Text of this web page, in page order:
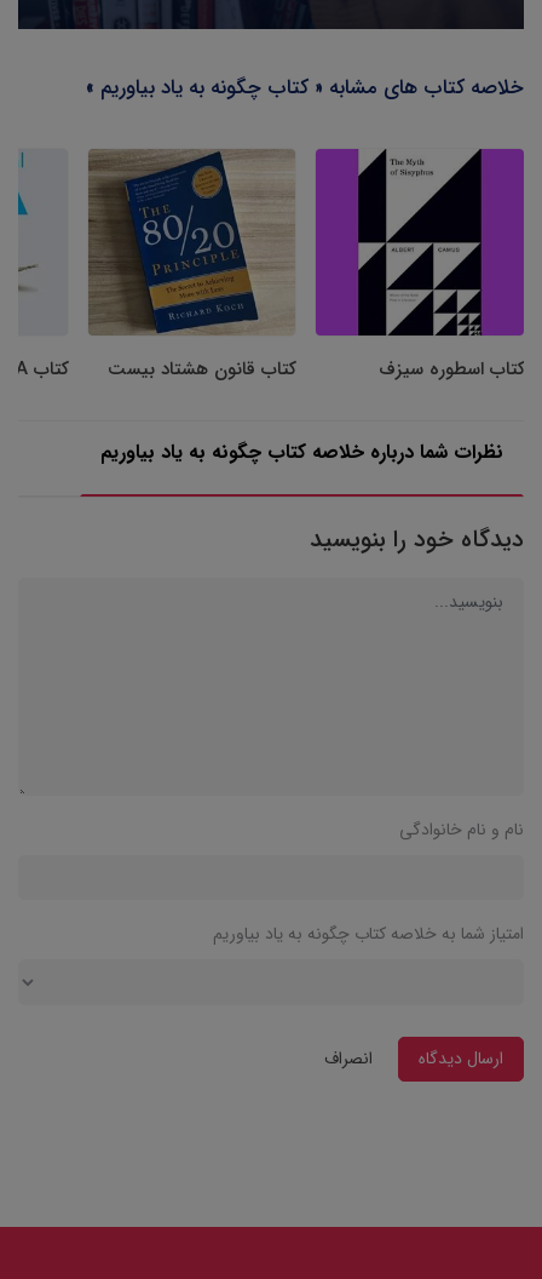
خلاصه کتاب های مشابه « کتاب چگونه به یاد بیاوریم »
کتاب اسطوره سیزف کتاب قانون هشتاد بیست کتاب MBA شخصی
نظرات شما درباره خلاصه کتاب چگونه به یاد بیاوریم
دیدگاه خود را بنویسید
نام و نام خانوادگی
امتیاز شما به خلاصه کتاب چگونه به یاد بیاوریم
ارسال دیدگاه انصراف